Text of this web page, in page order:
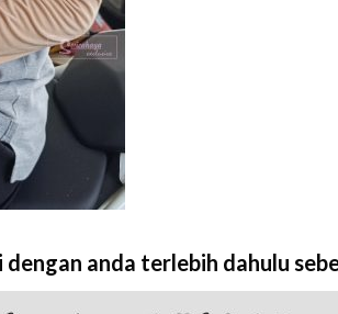
anda terlebih dahulu